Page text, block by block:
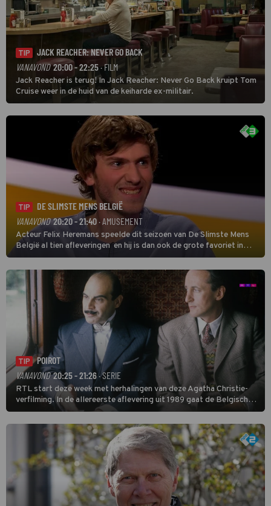
TIP
JACK REACHER: NEVER GO BACK
VANAVOND 20:00 - 22:25 · FILM
Jack Reacher is terug! In Jack Reacher: Never Go Back kruipt Tom
Cruise weer in de huid van de keiharde ex-militair.
TIP
DE SLIMSTE MENS BELGIË
VANAVOND 20:20 - 21:40· AMUSEMENT
Acteur Felix Heremans speelde dit seizoen van De Slimste Mens
België al tien afleveringen en hij is dan ook de grote favoriet in
deze seizoensfinale. En er is Nederlandse inbreng, want komiek
Soundos El Ahmadi neemt plaats aan de jurytafel.
TIP
POIROT
VANAVOND 20:25 - 21:26 · SERIE
RTL start deze week met herhalingen van deze Agatha Christie-
verfilming. In de allereerste aflevering uit 1989 gaat de Belgische
speurder op zoek naar een vermiste kok. Poirot raakt al snel
verwikkeld in een moordzaak. (HH)